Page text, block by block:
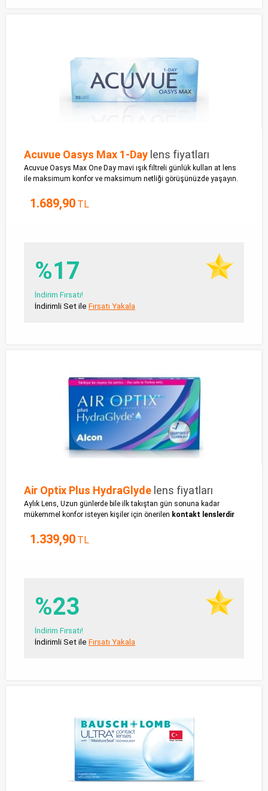
Acuvue Oasys Max 1-Day lens fiyatları
Acuvue Oasys Max One Day mavi ışık filtreli günlük kullan at lens
ile maksimum konfor ve maksimum netliği görüşünüzde yaşayın.
1.689,90 TL
%17
İndirim Fırsatı!
İndirimli Set ile Fırsatı Yakala
Air Optix Plus HydraGlyde lens fiyatları
Aylık Lens, Uzun günlerde bile ilk takıştan gün sonuna kadar
mükemmel konfor isteyen kişiler için önerilen kontakt lenslerdir
1.339,90 TL
%23
İndirim Fırsatı!
İndirimli Set ile Fırsatı Yakala